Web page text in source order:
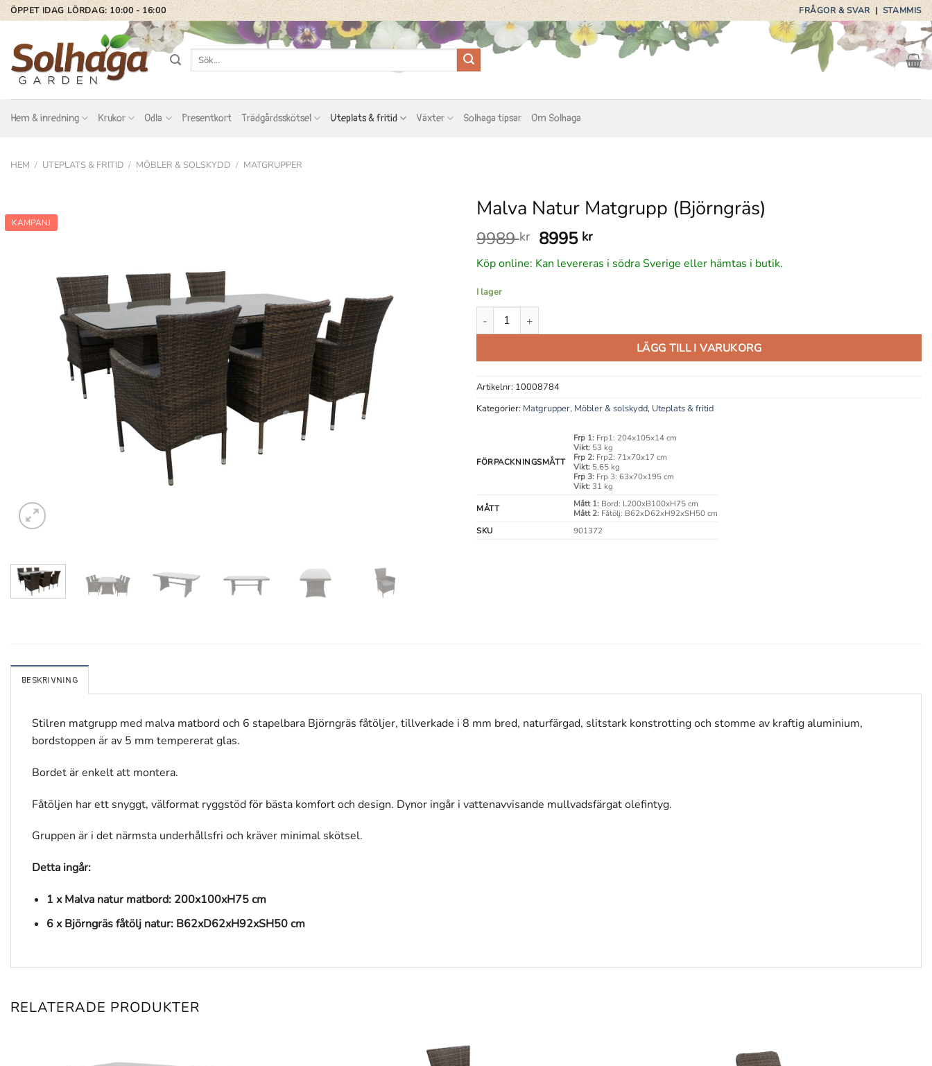
Skip
to
content
ÖPPET IDAG LÖRDAG: 10:00 - 16:00 FRÅGOR & SVAR|STAMMIS
Sök
Hem & inredning Krukor Odla Presentkort Trädgårdsskötsel Uteplats & fritid Växter Solhaga tipsar Om Solhaga
HEM / UTEPLATS & FRITID / MÖBLER & SOLSKYDD / MATGRUPPER
KAMPANJ
Malva Natur Matgrupp (Björngräs)
9989kr Det
ursprungliga
priset
9989 kr.
8995 krDet
nuvarande
priset
Köp online: Kan levereras i södra Sverige eller hämtas i butik.
I lager
Malva Natur Matgrupp (Björngräs) mängd
LÄGG TILL I VARUKORG
Artikelnr: 10008784
Kategorier: Matgrupper, Möbler & solskydd, Uteplats & fritid
FÖRPACKNINGSMÅTT
Frp 1:Frp1: 204x105x14 cm
Vikt:53 kg
Frp 2:Frp2: 71x70x17 cm
Vikt:5.65 kg
Frp 3:Frp 3: 63x70x195 cm
Vikt:31 kg
MÅTT
Mått 1:Bord: L200xB100xH75 cm
Mått 2:Fåtölj: B62xD62xH92xSH50 cm
SKU
901372
BESKRIVNING
Stilren matgrupp med malva matbord och 6 stapelbara Björngräs fåtöljer, tillverkade i 8 mm bred, naturfärgad, slitstark konstrotting och stomme av kraftig aluminium,
bordstoppen är av 5 mm tempererat glas.
Bordet är enkelt att montera.
Fåtöljen har ett snyggt, välformat ryggstöd för bästa komfort och design. Dynor ingår i vattenavvisande mullvadsfärgat olefintyg.
Gruppen är i det närmsta underhållsfri och kräver minimal skötsel.
Detta ingår:
1 x Malva natur matbord: 200x100xH75 cm
6 x Björngräs fåtölj natur: B62xD62xH92xSH50 cm
RELATERADE PRODUKTER